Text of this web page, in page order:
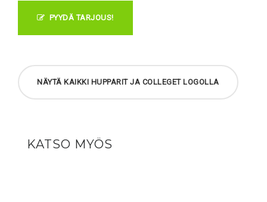
PYYDÄ TARJOUS!
NÄYTÄ KAIKKI HUPPARIT JA COLLEGET LOGOLLA
KATSO MYÖS